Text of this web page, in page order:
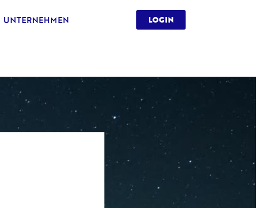
UNTERNEHMEN LOGIN